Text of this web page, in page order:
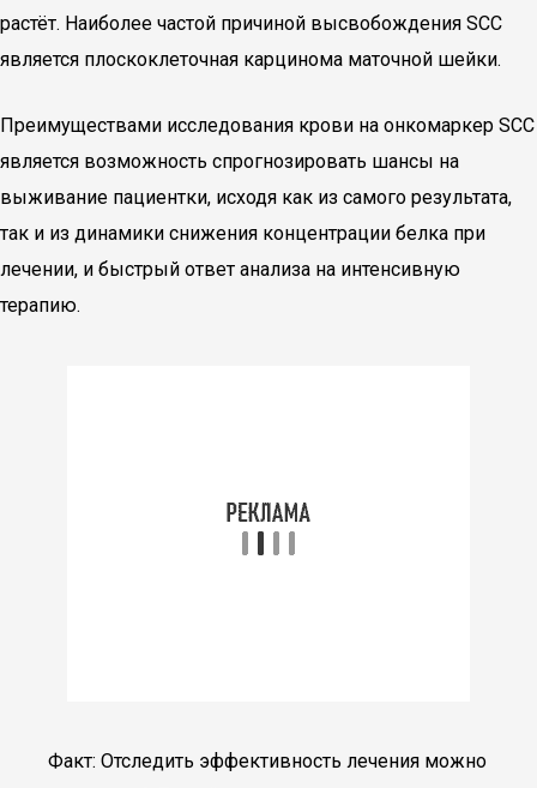
растёт. Наиболее частой причиной высвобождения SCC
является плоскоклеточная карцинома маточной шейки.
Преимуществами исследования крови на онкомаркер SCC
является возможность спрогнозировать шансы на
выживание пациентки, исходя как из самого результата,
так и из динамики снижения концентрации белка при
лечении, и быстрый ответ анализа на интенсивную
терапию.
Факт: Отследить эффективность лечения можно